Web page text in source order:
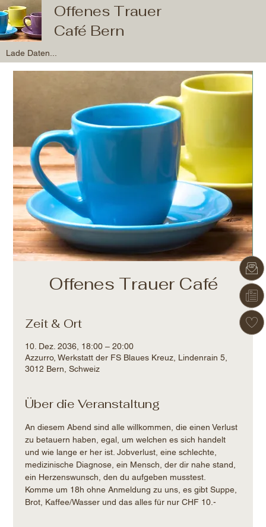
Lade Daten...
Offenes Trauer
Café Bern
Offenes Trauer Café
Zeit & Ort
10. Dez. 2036, 18:00 – 20:00
Azzurro, Werkstatt der FS Blaues Kreuz, Lindenrain 5,
3012 Bern, Schweiz
Über die Veranstaltung
An diesem Abend sind alle willkommen, die einen Verlust
zu betauern haben, egal, um welchen es sich handelt
und wie lange er her ist. Jobverlust, eine schlechte,
medizinische Diagnose, ein Mensch, der dir nahe stand,
ein Herzenswunsch, den du aufgeben musstest.
Komme um 18h ohne Anmeldung zu uns, es gibt Suppe,
Brot, Kaffee/Wasser und das alles für nur CHF 10.-